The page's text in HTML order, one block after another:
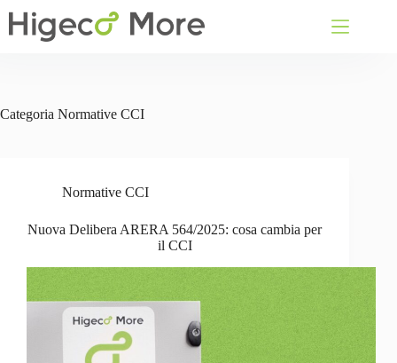
contenuto
Categoria Normative CCI
Normative CCI
Nuova Delibera ARERA 564/2025: cosa cambia per
il CCI